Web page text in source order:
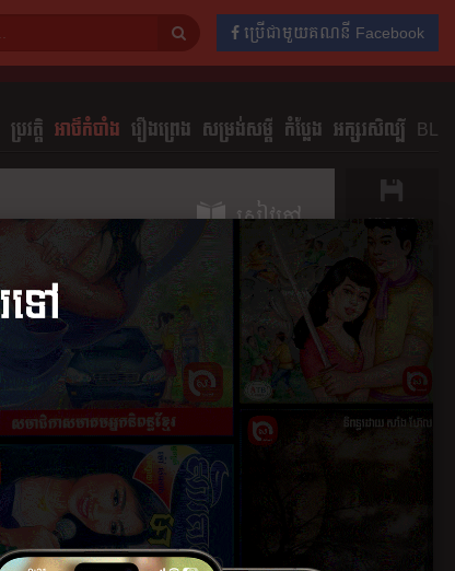
ប្រើជាមួយគណនី Facebook
ប្រវត្តិ អាថ៌កំបាំង រឿងព្រេង សម្រង់សម្ដី កំប្លែង អក្សរសិល្បិ៍ BL
សៀវភៅ
ភាគ មតិយោបល់ 0
ភាគ​ទី​២
១៩ ឧសភា ២០១៦
ភាគ​ទី​៤
២៣ ឧសភា ២០១៦
រក្សាទុក
ចែករំលែក